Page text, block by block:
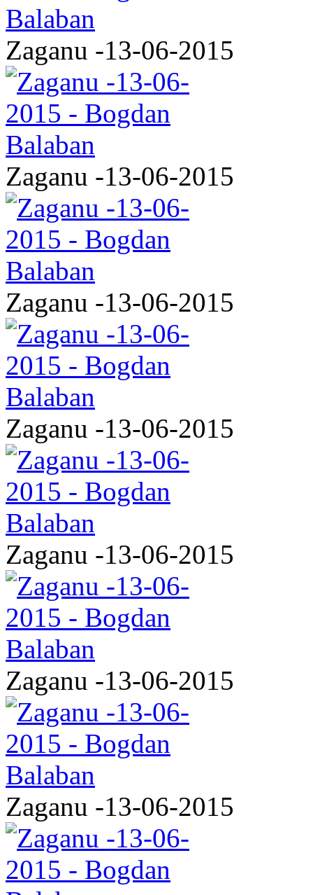
Zaganu -13-06-2015
Zaganu -13-06-2015
Zaganu -13-06-2015
Zaganu -13-06-2015
Zaganu -13-06-2015
Zaganu -13-06-2015
Zaganu -13-06-2015